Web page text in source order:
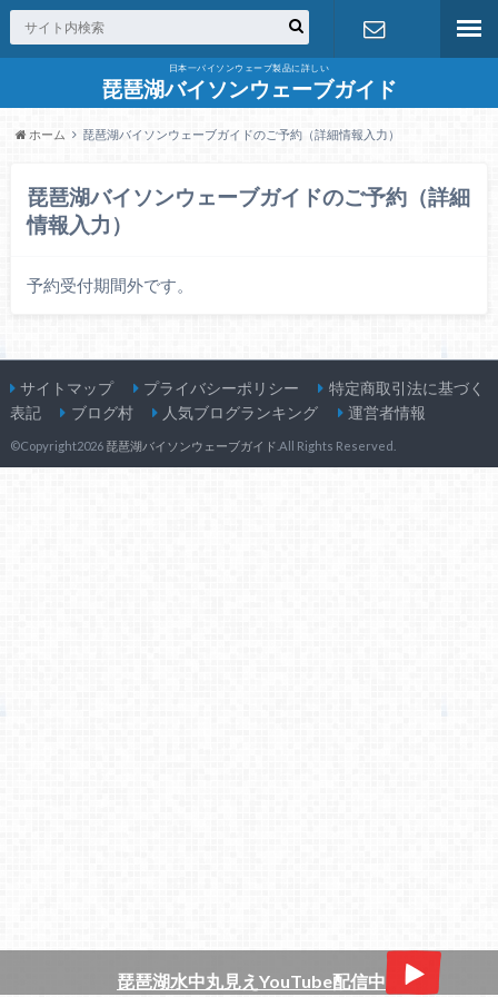
日本一バイソンウェーブ製品に詳しい
琵琶湖バイソンウェーブガイド
お問合せ
ホーム 琵琶湖バイソンウェーブガイドのご予約（詳細情報入力）
琵琶湖バイソンウェーブガイドのご予約（詳細
情報入力）
予約受付期間外です。
サイトマップ プライバシーポリシー
特定商取引法に基づく
表記
ブログ村 人気ブログランキング 運営者情報
©Copyright2026 琵琶湖バイソンウェーブガイド .All Rights Reserved.
琵琶湖水中丸見えYouTube配信中